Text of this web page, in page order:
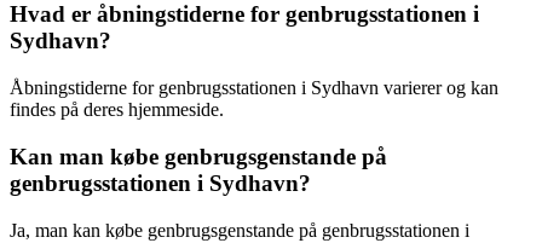
Hvad er åbningstiderne for genbrugsstationen i
Sydhavn?
Åbningstiderne for genbrugsstationen i Sydhavn varierer og kan
findes på deres hjemmeside.
Kan man købe genbrugsgenstande på
genbrugsstationen i Sydhavn?
Ja, man kan købe genbrugsgenstande på genbrugsstationen i